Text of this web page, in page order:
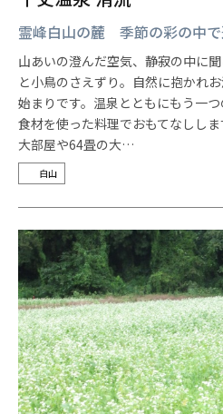
霊峰白山の麓 季節の彩の中
山あいの澄んだ空気、静寂の中に
と小鳥のさえずり。自然に抱かれ
始まりです。温泉とともにもう一
食材を使った料理でおもてなしし
大部屋や64畳の大…
白山